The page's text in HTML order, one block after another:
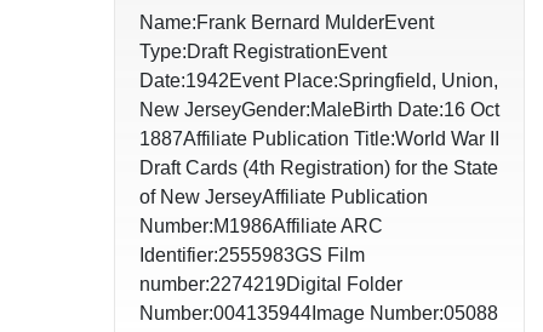
Name:Frank Bernard MulderEvent
Type:Draft RegistrationEvent
Date:1942Event Place:Springfield, Union,
New JerseyGender:MaleBirth Date:16 Oct
1887Affiliate Publication Title:World War II
Draft Cards (4th Registration) for the State
of New JerseyAffiliate Publication
Number:M1986Affiliate ARC
Identifier:2555983GS Film
number:2274219Digital Folder
Number:004135944Image Number:05088